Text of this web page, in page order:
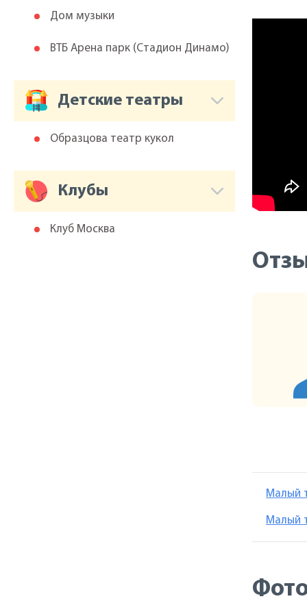
Малый
Малый
Дом музыки
ВТБ Арена парк (Cтадион Динамо)
Детские театры
Образцова театр кукол
Клубы
Клуб Москва